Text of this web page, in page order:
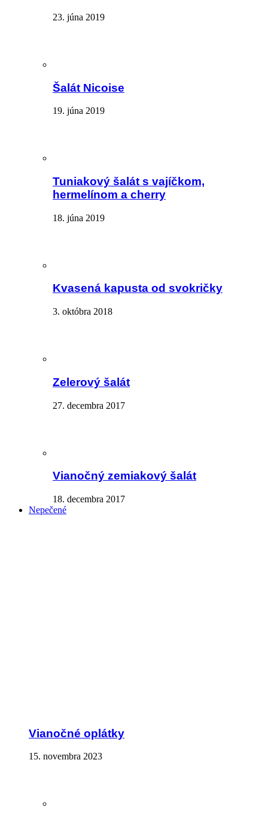
23. júna 2019
Šalát Nicoise
19. júna 2019
Tuniakový šalát s vajíčkom,
hermelínom a cherry
18. júna 2019
Kvasená kapusta od svokričky
3. októbra 2018
Zelerový šalát
27. decembra 2017
Vianočný zemiakový šalát
18. decembra 2017
Nepečené
Vianočné oplátky
15. novembra 2023